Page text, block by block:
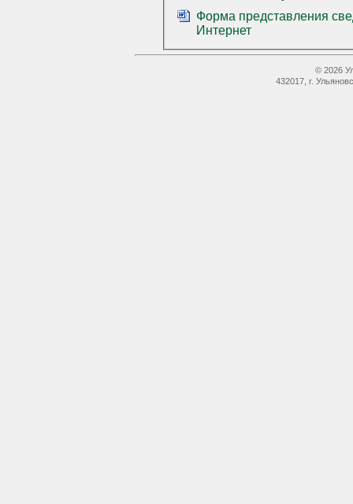
Форма представления
Интернет
© 2026
432017, г.